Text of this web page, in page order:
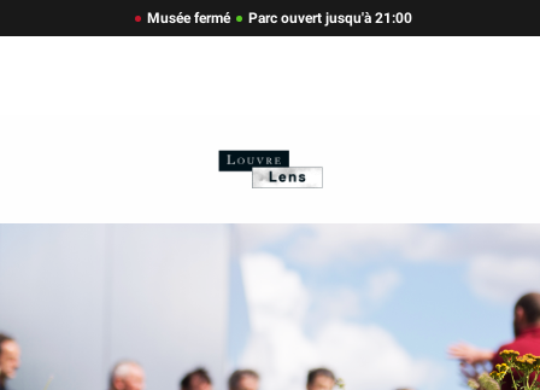
Musée fermé Parc ouvert jusqu'à 21:00